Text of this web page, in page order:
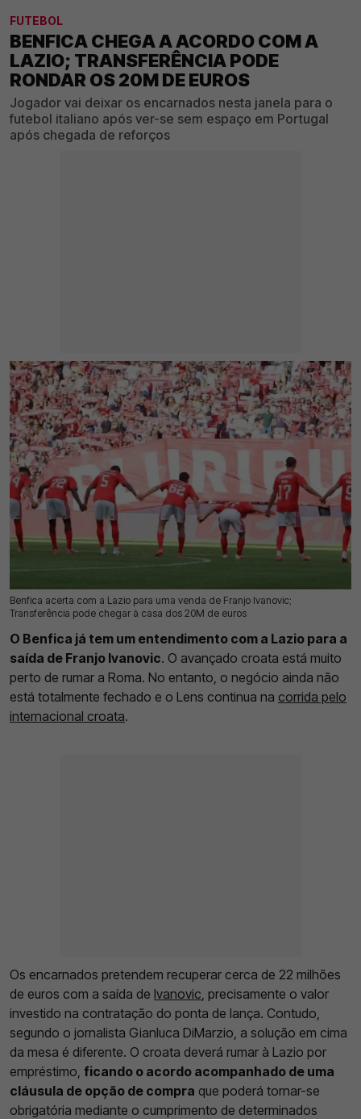
FUTEBOL
BENFICA CHEGA A ACORDO COM A
LAZIO; TRANSFERÊNCIA PODE
RONDAR OS 20M DE EUROS
Jogador vai deixar os encarnados nesta janela para o
futebol italiano após ver-se sem espaço em Portugal
após chegada de reforços
Benfica acerta com a Lazio para uma venda de Franjo Ivanovic;
Transferência pode chegar à casa dos 20M de euros
08 Ago 2026 | 11:51 | 0
O Benfica já tem um entendimento com a Lazio para a
saída de Franjo Ivanovic. O avançado croata está muito
perto de rumar a Roma. No entanto, o negócio ainda não
está totalmente fechado e o Lens continua na corrida pelo
internacional croata.
Os encarnados pretendem recuperar cerca de 22 milhões
de euros com a saída de Ivanovic , precisamente o valor
investido na contratação do ponta de lança. Contudo,
segundo o jornalista Gianluca DiMarzio, a solução em cima
da mesa é diferente. O croata deverá rumar à Lazio por
empréstimo, ficando o acordo acompanhado de uma
cláusula de opção de compra que poderá tornar-se
obrigatória mediante o cumprimento de determinados